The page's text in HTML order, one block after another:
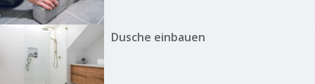
Dusche einbauen